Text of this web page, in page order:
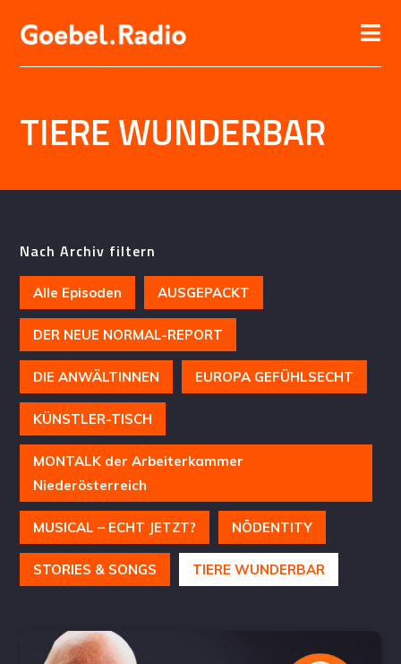
TIERE WUNDERBAR
Nach Archiv filtern
Alle Episoden AUSGEPACKT
DER NEUE NORMAL-REPORT
DIE ANWÄLTINNEN EUROPA GEFÜHLSECHT
KÜNSTLER-TISCH
MONTALK der Arbeiterkammer
Niederösterreich
MUSICAL – ECHT JETZT? NÖDENTITY
STORIES & SONGS TIERE WUNDERBAR